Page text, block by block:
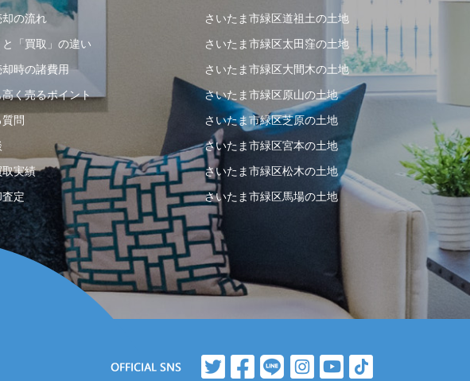
の流れ
と「買取」の違い
時の諸費用
く売るポイント
問
実績
定
さいたま市緑区道祖土の土地
さいたま市緑区太田窪の土地
さいたま市緑区大間木の土地
さいたま市緑区原山の土地
さいたま市緑区芝原の土地
さいたま市緑区宮本の土地
さいたま市緑区松木の土地
さいたま市緑区馬場の土地